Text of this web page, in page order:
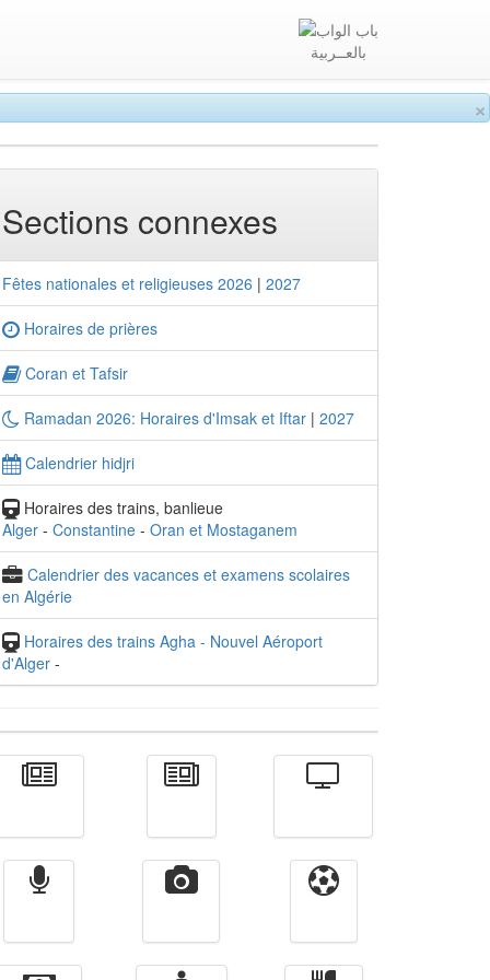
×
بالعــربية
Sections connexes
Fêtes nationales et religieuses 2026 | 2027
Horaires de prières
Coran et Tafsir
Ramadan 2026: Horaires d'Imsak et Iftar | 2027
Calendrier hidjri
Horaires des trains, banlieue
Alger - Constantine - Oran et Mostaganem
Calendrier des vacances et examens scolaires
en Algérie
Horaires des trains Agha - Nouvel Aéroport
d'Alger -